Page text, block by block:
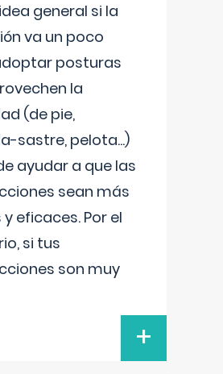
general si la
va un poco
posturas
la
(de pie,
sastre, pelota...)
ayudar a que las
sean más
eficaces. Por el
si tus
son muy
+